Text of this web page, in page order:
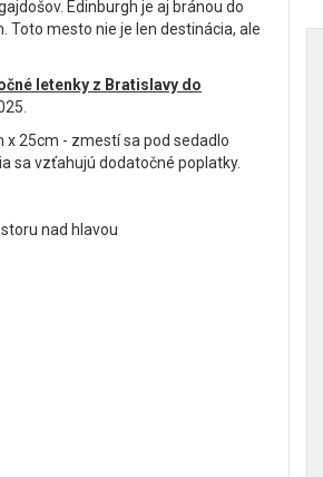
Edinburgh je aj bránou do
Toto mesto nie je len destinácia, ale
letenky z Bratislavy do
25cm - zmestí sa pod sedadlo
sa vzťahujú dodatočné poplatky.
nad hlavou